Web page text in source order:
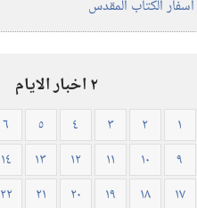
العالم
(ورقي
الغلاف)
اسفار الكتاب المقدس
٢ اخبار الايام
١ ٢ ٣ ٤ ٥ ٦
٩
١٠ ١١ ١٢ ١٣ ١٤
١٧
١٨ ١٩ ٢٠ ٢١ ٢٢